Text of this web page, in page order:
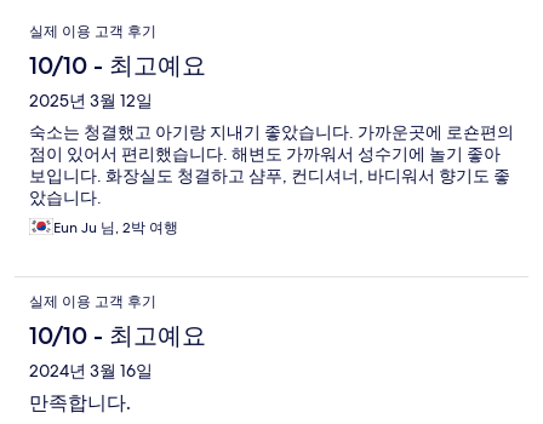
이
용
후
기
실제 이용 고객 후기
10/10 - 최고예요
2025년 3월 12일
숙소는 청결했고 아기랑 지내기 좋았습니다. 가까운곳에 로숀편의
점이 있어서 편리했습니다. 해변도 가까워서 성수기에 놀기 좋아
보입니다. 화장실도 청결하고 샴푸, 컨디셔너, 바디워서 향기도 좋
았습니다.
Eun Ju 님, 2박 여행
실제 이용 고객 후기
10/10 - 최고예요
2024년 3월 16일
만족합니다.